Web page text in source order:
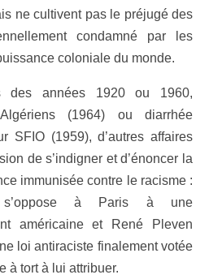
ne cultivent pas le préjugé des
condamné par les
coloniale du monde.
des années 1920 ou 1960,
(1964) ou diarrhée
SFIO (1959), d’autres affaires
de s’indigner et d’énoncer la
immunisée contre le racisme :
s’oppose à Paris à une
américaine et René Pleven
loi antiraciste finalement votée
à tort à lui attribuer.